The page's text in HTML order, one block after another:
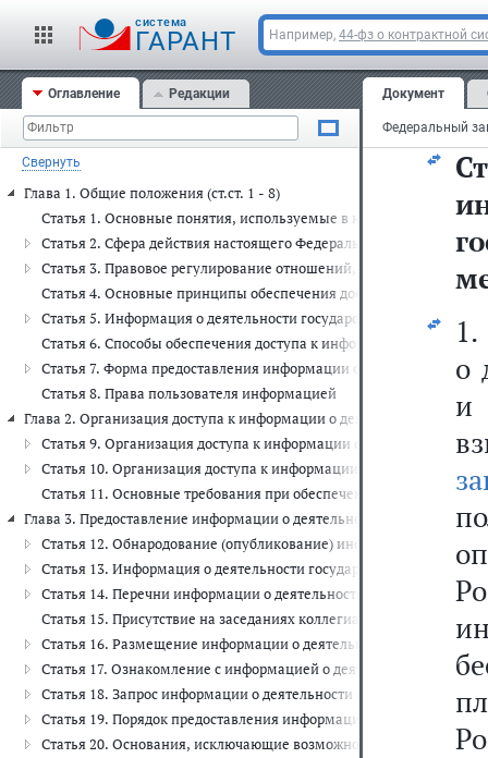
cистема
ГАРАНТ Например, 44-фз о контрактной
Оглавление Редакции
Свернуть
Глава 1. Общие положения (ст.ст. 1 - 8)
Статья 1. Основные понятия, используемые в настоящем
Статья 2. Сфера действия настоящего Федерального закона
Статья 3. Правовое регулирование отношений, связанных с
Статья 4. Основные принципы обеспечения доступа к
Статья 5. Информация о деятельности государственных органов
Статья 6. Способы обеспечения доступа к информации о
Статья 7. Форма предоставления информации о деятельности
Статья 8. Права пользователя информацией
Глава 2. Организация доступа к информации о деятельности
Статья 9. Организация доступа к информации о деятельности
Статья 10. Организация доступа к информации о деятельности
Статья 11. Основные требования при обеспечении доступа к
Глава 3. Предоставление информации о деятельности
Статья 12. Обнародование (опубликование) информации о
Статья 13. Информация о деятельности государственных
Статья 14. Перечни информации о деятельности
Статья 15. Присутствие на заседаниях коллегиальных
Статья 16. Размещение информации о деятельности
Статья 17. Ознакомление с информацией о деятельности
Статья 18. Запрос информации о деятельности государственных
Статья 19. Порядок предоставления информации о деятельности
Статья 20. Основания, исключающие возможность
Документ
о
и